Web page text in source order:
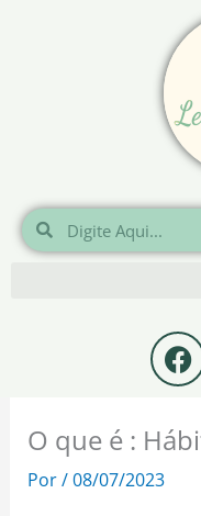
Pesquisar
Pesquisar
F
a
c
e
b
O que é :
Por/08/07/2023